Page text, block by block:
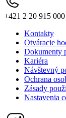
+421 2 20 915 000
Kontakty
Otváracie
Dokumenty
Kariéra
Návštevný
Ochrana
Zásady
Nastavenia